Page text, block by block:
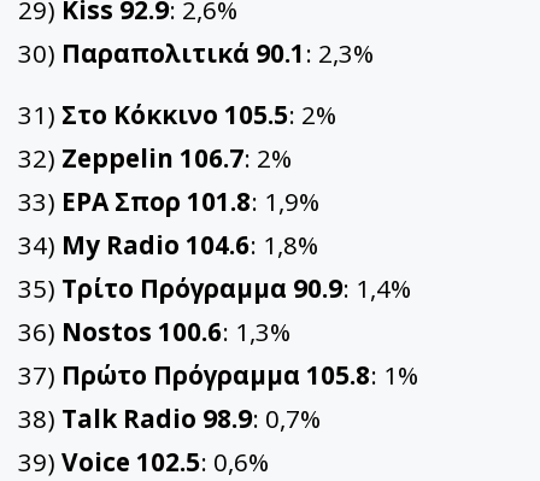
29) Kiss 92.9: 2,6%
30) Παραπολιτικά 90.1: 2,3%
31) Στο Κόκκινο 105.5: 2%
32) Zeppelin 106.7: 2%
33) ΕΡΑ Σπορ 101.8: 1,9%
34) My Radio 104.6: 1,8%
35) Τρίτο Πρόγραμμα 90.9: 1,4%
36) Nostos 100.6: 1,3%
37) Πρώτο Πρόγραμμα 105.8: 1%
38) Talk Radio 98.9: 0,7%
39) Voice 102.5: 0,6%